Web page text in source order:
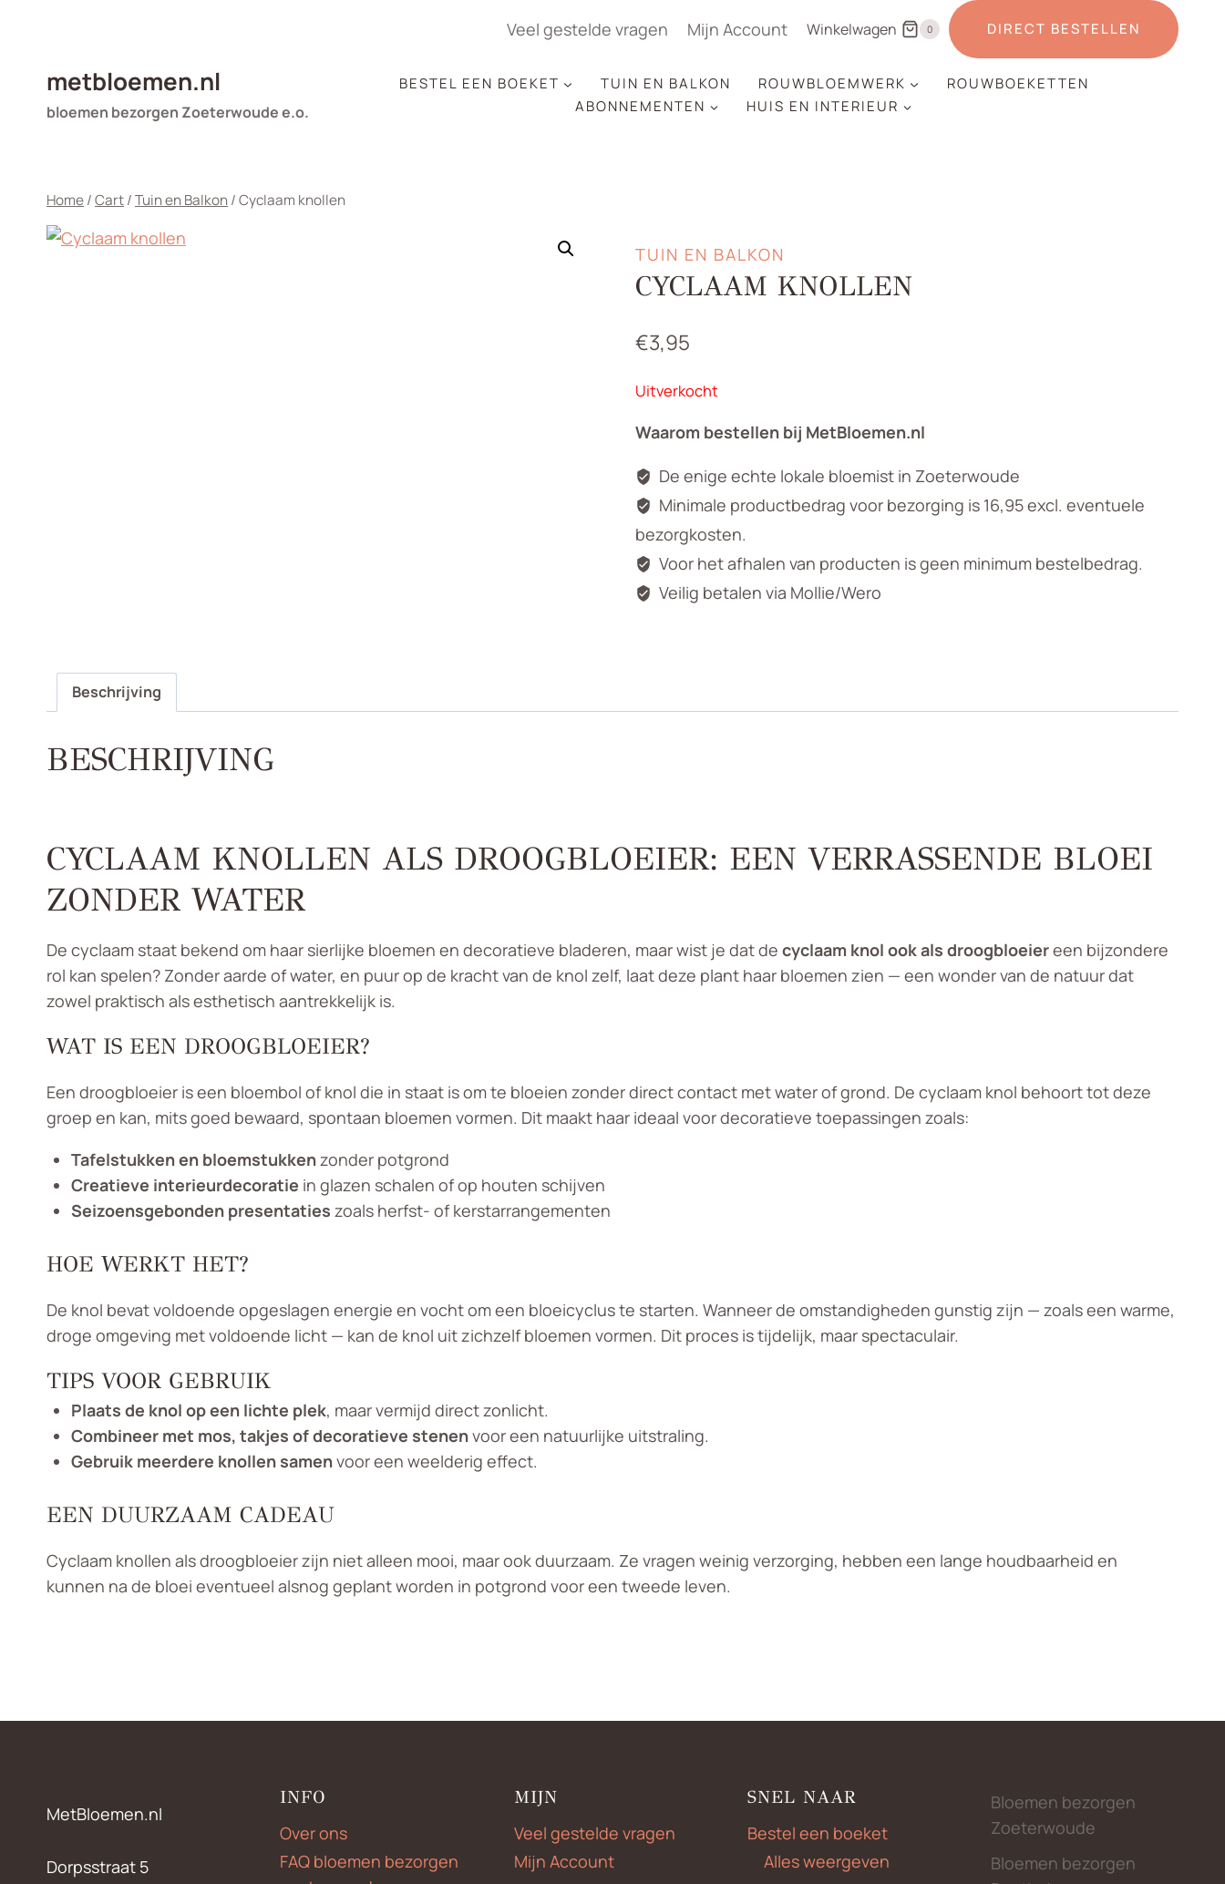
Veel gestelde vragen Mijn Account Winkelwagen 0 DIRECT BESTELLEN
metbloemen.nl
bloemen bezorgen Zoeterwoude e.o.
BESTEL EEN BOEKET TUIN EN BALKON ROUWBLOEMWERK
ROUWBOEKETTEN
ABONNEMENTEN
HUIS EN INTERIEUR
Home/Cart/Tuin en Balkon/Cyclaam knollen
TUIN EN BALKON
CYCLAAM KNOLLEN
€3,95
Uitverkocht
Waarom bestellen bij MetBloemen.nl
De enige echte lokale bloemist in Zoeterwoude
Minimale productbedrag voor bezorging is 16,95 excl. eventuele
bezorgkosten.
Voor het afhalen van producten is geen minimum bestelbedrag.
Veilig betalen via Mollie/Wero
Beschrijving
BESCHRIJVING
CYCLAAM KNOLLEN ALS DROOGBLOEIER: EEN VERRASSENDE BLOEI
ZONDER WATER
De cyclaam staat bekend om haar sierlijke bloemen en decoratieve bladeren, maar wist je dat de cyclaam knol ook als droogbloeiereen bijzondere
rol kan spelen? Zonder aarde of water, en puur op de kracht van de knol zelf, laat deze plant haar bloemen zien — een wonder van de natuur dat
zowel praktisch als esthetisch aantrekkelijk is.
WAT IS EEN DROOGBLOEIER?
Een droogbloeier is een bloembol of knol die in staat is om te bloeien zonder direct contact met water of grond. De cyclaam knol behoort tot deze
groep en kan, mits goed bewaard, spontaan bloemen vormen. Dit maakt haar ideaal voor decoratieve toepassingen zoals:
Tafelstukken en bloemstukken zonder potgrond
Creatieve interieurdecoratie in glazen schalen of op houten schijven
Seizoensgebonden presentaties zoals herfst- of kerstarrangementen
HOE WERKT HET?
De knol bevat voldoende opgeslagen energie en vocht om een bloeicyclus te starten. Wanneer de omstandigheden gunstig zijn — zoals een warme,
droge omgeving met voldoende licht — kan de knol uit zichzelf bloemen vormen. Dit proces is tijdelijk, maar spectaculair.
TIPS VOOR GEBRUIK
Plaats de knol op een lichte plek, maar vermijd direct zonlicht.
Combineer met mos, takjes of decoratieve stenenvoor een natuurlijke uitstraling.
Gebruik meerdere knollen samenvoor een weelderig effect.
EEN DUURZAAM CADEAU
Cyclaam knollen als droogbloeier zijn niet alleen mooi, maar ook duurzaam. Ze vragen weinig verzorging, hebben een lange houdbaarheid en
kunnen na de bloei eventueel alsnog geplant worden in potgrond voor een tweede leven.
MetBloemen.nl
Dorpsstraat 5
INFO
Over ons
FAQ bloemen bezorgen
MIJN
Veel gestelde vragen
Mijn Account
SNEL NAAR
Bestel een boeket
Alles weergeven
Bloemen bezorgen
Zoeterwoude
Bloemen bezorgen